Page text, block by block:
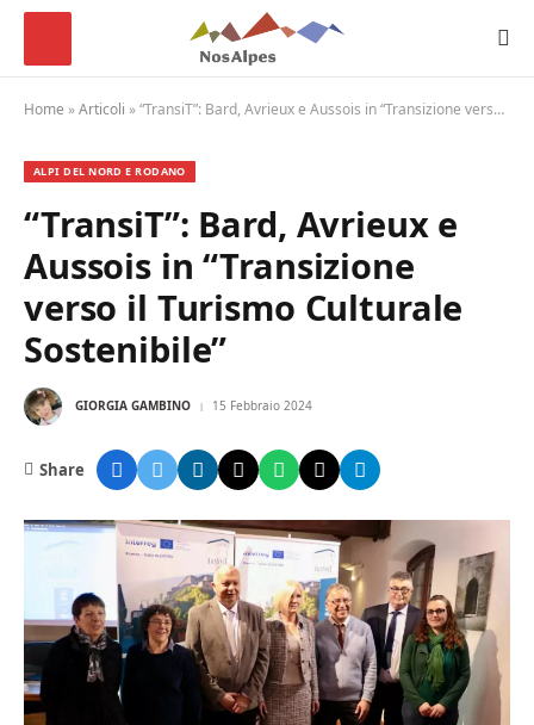
Home »Articoli »“TransiT”: Bard, Avrieux e Aussois in “Transizione verso il Turismo Culturale Sostenibile”
ALPI DEL NORD E RODANO
“TransiT”: Bard, Avrieux e
Aussois in “Transizione
verso il Turismo Culturale
Sostenibile”
GIORGIA GAMBINO 15 Febbraio 2024
Share